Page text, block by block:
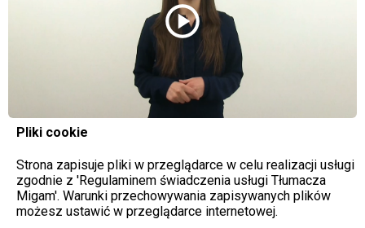
play_circle
Pliki cookie
Strona zapisuje pliki w przeglądarce w celu realizacji usługi
zgodnie z 'Regulaminem świadczenia usługi Tłumacza
Migam'. Warunki przechowywania zapisywanych plików
możesz ustawić w przeglądarce internetowej.